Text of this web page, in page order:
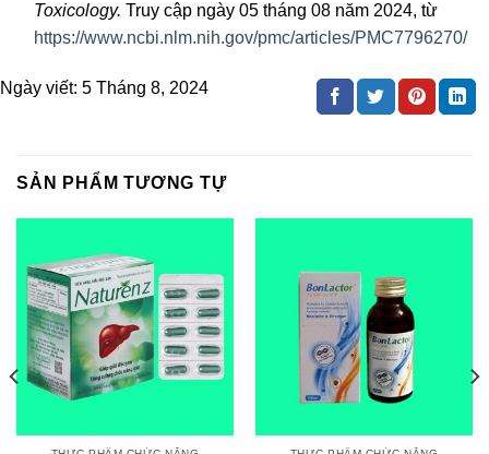
Toxicology. Truy cập ngày 05 tháng 08 năm 2024, từ
https://www.ncbi.nlm.nih.gov/pmc/articles/PMC7796270/
Ngày viết: 5 Tháng 8, 2024
SẢN PHẨM TƯƠNG TỰ